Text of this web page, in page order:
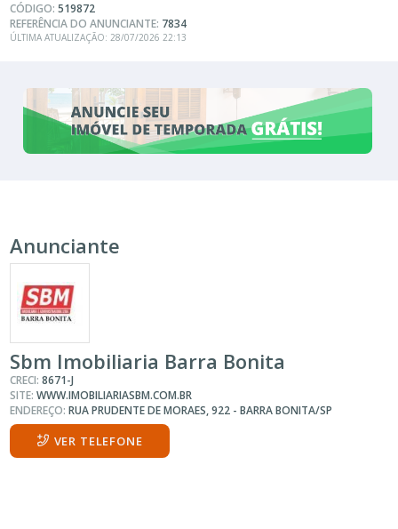
CÓDIGO:519872
REFERÊNCIA DO ANUNCIANTE: 7834
ÚLTIMA ATUALIZAÇÃO: 28/07/2026 22:13
Anunciante
Sbm Imobiliaria Barra Bonita
CRECI:8671-J
SITE:WWW.IMOBILIARIASBM.COM.BR
ENDEREÇO:RUA PRUDENTE DE MORAES, 922 - BARRA BONITA/SP
VER TELEFONE